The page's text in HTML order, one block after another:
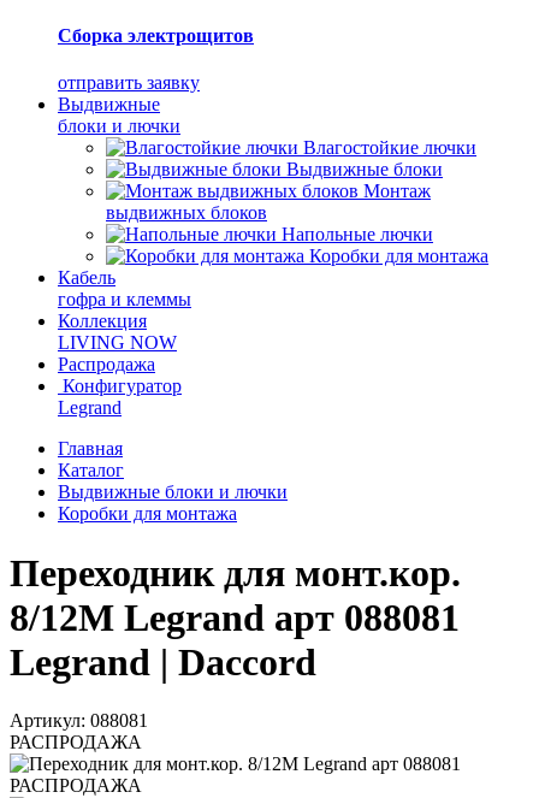
Сборка электрощитов
отправить заявку
Выдвижные
блоки и лючки
Влагостойкие лючки
Выдвижные блоки
Монтаж
выдвижных блоков
Напольные лючки
Коробки для монтажа
Кабель
гофра и клеммы
Коллекция
LIVING NOW
Распродажа
Конфигуратор
Legrand
Главная
Каталог
Выдвижные блоки и лючки
Коробки для монтажа
Переходник для монт.кор.
8/12М Legrand арт 088081
Legrand | Daccord
Артикул: 088081
РАСПРОДАЖА
РАСПРОДАЖА